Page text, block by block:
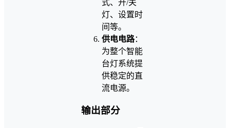
式、开/关
灯、设置时
间等。
供电电路：
为整个智能
台灯系统提
供稳定的直
流电源。
输出部分